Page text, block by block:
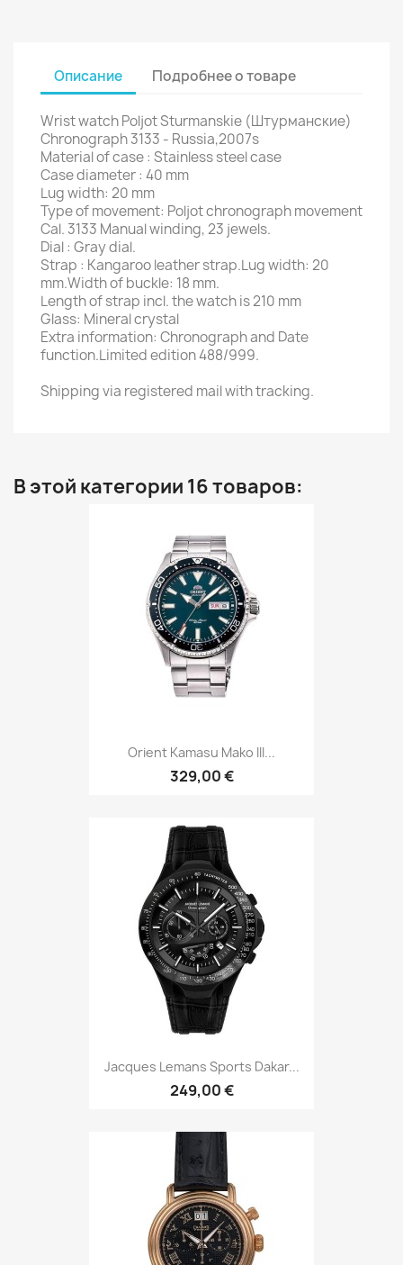
Описание Подробнее о товаре
Wrist watch Poljot Sturmanskie (Штурманские)
Chronograph 3133 - Russia,2007s
Material of case : Stainless steel case
Case diameter : 40 mm
Lug width: 20 mm
Type of movement: Poljot chronograph movement
Cal. 3133 Manual winding, 23 jewels.
Dial : Gray dial.
Strap : Kangaroo leather strap.Lug width: 20
mm.Width of buckle: 18 mm.
Length of strap incl. the watch is 210 mm
Glass: Mineral crystal
Extra information: Chronograph and Date
function.Limited edition 488/999.
Shipping via registered mail with tracking.
В этой категории 16 товаров:
Orient Kamasu Mako III...
329,00 €
Jacques Lemans Sports Dakar...
249,00 €